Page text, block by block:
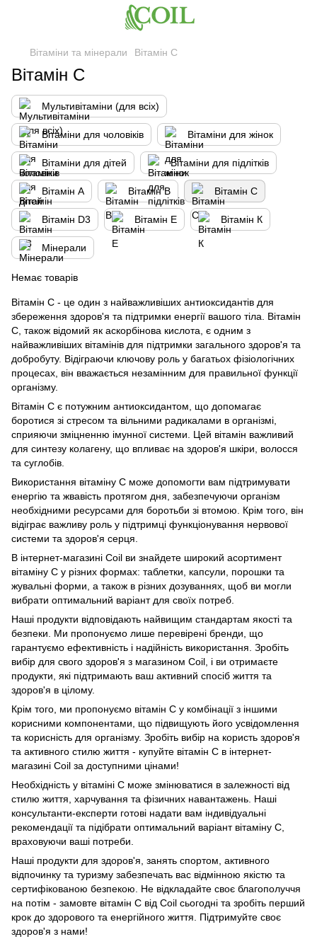
Вітаміни та мінерали Вітамін C
Вітамін C
Мультивітаміни (для всіх)
Вітаміни для чоловіків Вітаміни для жінок
Вітаміни для дітей Вітаміни для підлітків
Вітамін A Вітамін B Вітамін C
Вітамін D3 Вітамін Е Вітамін К
Мінерали
Немає товарів
Вітамін C - це один з найважливіших антиоксидантів для
збереження здоров'я та підтримки енергії вашого тіла. Вітамін
C, також відомий як аскорбінова кислота, є одним з
найважливіших вітамінів для підтримки загального здоров'я та
добробуту. Відіграючи ключову роль у багатьох фізіологічних
процесах, він вважається незамінним для правильної функції
організму.
Вітамін C є потужним антиоксидантом, що допомагає
боротися зі стресом та вільними радикалами в організмі,
сприяючи зміцненню імунної системи. Цей вітамін важливий
для синтезу колагену, що впливає на здоров'я шкіри, волосся
та суглобів.
Використання вітаміну С може допомогти вам підтримувати
енергію та жвавість протягом дня, забезпечуючи організм
необхідними ресурсами для боротьби зі втомою. Крім того, він
відіграє важливу роль у підтримці функціонування нервової
системи та здоров'я серця.
В інтернет-магазині Coil ви знайдете широкий асортимент
вітаміну C у різних формах: таблетки, капсули, порошки та
жувальні форми, а також в різних дозуваннях, щоб ви могли
вибрати оптимальний варіант для своїх потреб.
Наші продукти відповідають найвищим стандартам якості та
безпеки. Ми пропонуємо лише перевірені бренди, що
гарантуємо ефективність і надійність використання. Зробіть
вибір для свого здоров'я з магазином Coil, і ви отримаєте
продукти, які підтримають ваш активний спосіб життя та
здоров'я в цілому.
Крім того, ми пропонуємо вітамін C у комбінації з іншими
корисними компонентами, що підвищують його усвідомлення
та корисність для організму. Зробіть вибір на користь здоров'я
та активного стилю життя - купуйте вітамін C в інтернет-
магазині Coil за доступними цінами!
Необхідність у вітаміні C може змінюватися в залежності від
стилю життя, харчування та фізичних навантажень. Наші
консультанти-експерти готові надати вам індивідуальні
рекомендації та підібрати оптимальний варіант вітаміну C,
враховуючи ваші потреби.
Наші продукти для здоров'я, занять спортом, активного
відпочинку та туризму забезпечать вас відмінною якістю та
сертифікованою безпекою. Не відкладайте своє благополуччя
на потім - замовте вітамін C від Coil сьогодні та зробіть перший
крок до здорового та енергійного життя. Підтримуйте своє
здоров'я з нами!